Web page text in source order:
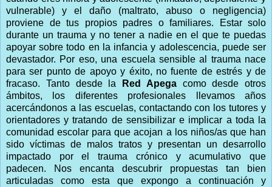
vulnerable) y el daño (maltrato, abuso o negligencia)
proviene de tus propios padres o familiares. Estar solo
durante un trauma y no tener a nadie en el que te puedas
apoyar sobre todo en la infancia y adolescencia, puede ser
devastador. Por eso, una escuela sensible al trauma nace
para ser punto de apoyo y éxito, no fuente de estrés y de
fracaso. Tanto desde la
Red Apega como desde otros
ámbitos, los diferentes profesionales llevamos años
acercándonos a las escuelas, contactando con los tutores y
orientadores y tratando de sensibilizar e implicar a toda la
comunidad escolar para que acojan a los niños/as que han
sido víctimas de malos tratos y presentan un desarrollo
impactado por el trauma crónico y acumulativo que
padecen. Nos encanta descubrir propuestas tan bien
articuladas como esta que expongo a continuación y